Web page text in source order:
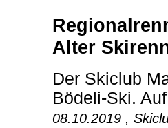
Alter
Der Skiclub
Bödeli-Ski.
08.10.2019 ,